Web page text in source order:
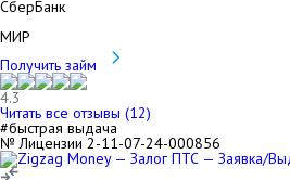
СберБанк
МИР
Получить займ
4.3
Читать все отзывы (12)
#быстрая выдача
№ Лицензии 2-11-07-24-000856